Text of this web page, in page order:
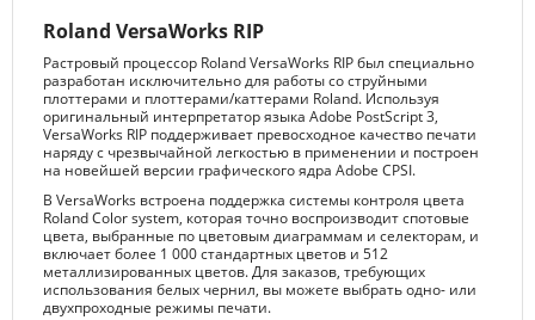
Roland VersaWorks RIP
Растровый процессор Roland VersaWorks RIP был специально
разработан исключительно для работы со струйными
плоттерами и плоттерами/каттерами Roland. Используя
оригинальный интерпретатор языка Adobe PostScript 3,
VersaWorks RIP поддерживает превосходное качество печати
наряду с чрезвычайной легкостью в применении и построен
на новейшей версии графического ядра Adobe CPSI.
В VersaWorks встроена поддержка системы контроля цвета
Roland Color system, которая точно воспроизводит спотовые
цвета, выбранные по цветовым диаграммам и селекторам, и
включает более 1 000 стандартных цветов и 512
металлизированных цветов. Для заказов, требующих
использования белых чернил, вы можете выбрать одно- или
двухпроходные режимы печати.